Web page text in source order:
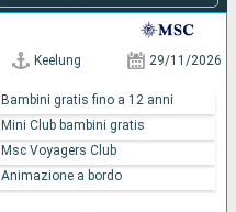
Keelung 29/11/2026
Bambini gratis fino a 12 anni
Mini Club bambini gratis
Msc Voyagers Club
Animazione a bordo